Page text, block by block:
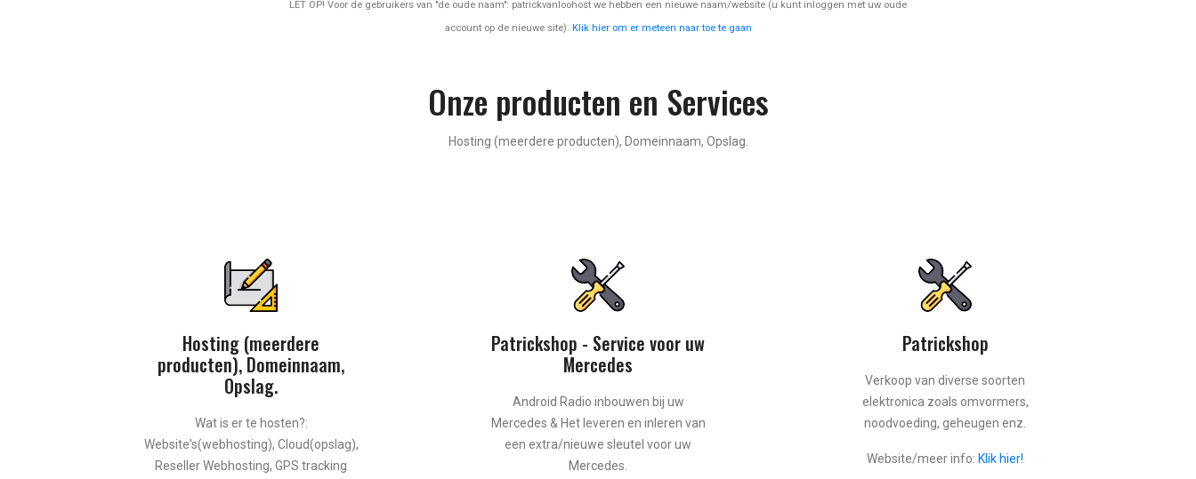
LET OP! Voor de gebruikers van "de oude naam": patrickvanloohost we hebben een nieuwe naam/website (u kunt inloggen met uw oude
account op de nieuwe site). Klik hier om er meteen naar toe te gaan
Onze producten en Services
Hosting (meerdere producten), Domeinnaam, Opslag.
Hosting (meerdere
producten), Domeinnaam,
Opslag.
Wat is er te hosten?:
Website's(webhosting), Cloud(opslag),
Reseller Webhosting, GPS tracking
Patrickshop - Service voor uw
Mercedes
Android Radio inbouwen bij uw
Mercedes & Het leveren en inleren van
een extra/nieuwe sleutel voor uw
Mercedes.
Patrickshop
Verkoop van diverse soorten
elektronica zoals omvormers,
noodvoeding, geheugen enz.
Website/meer info: Klik hier!